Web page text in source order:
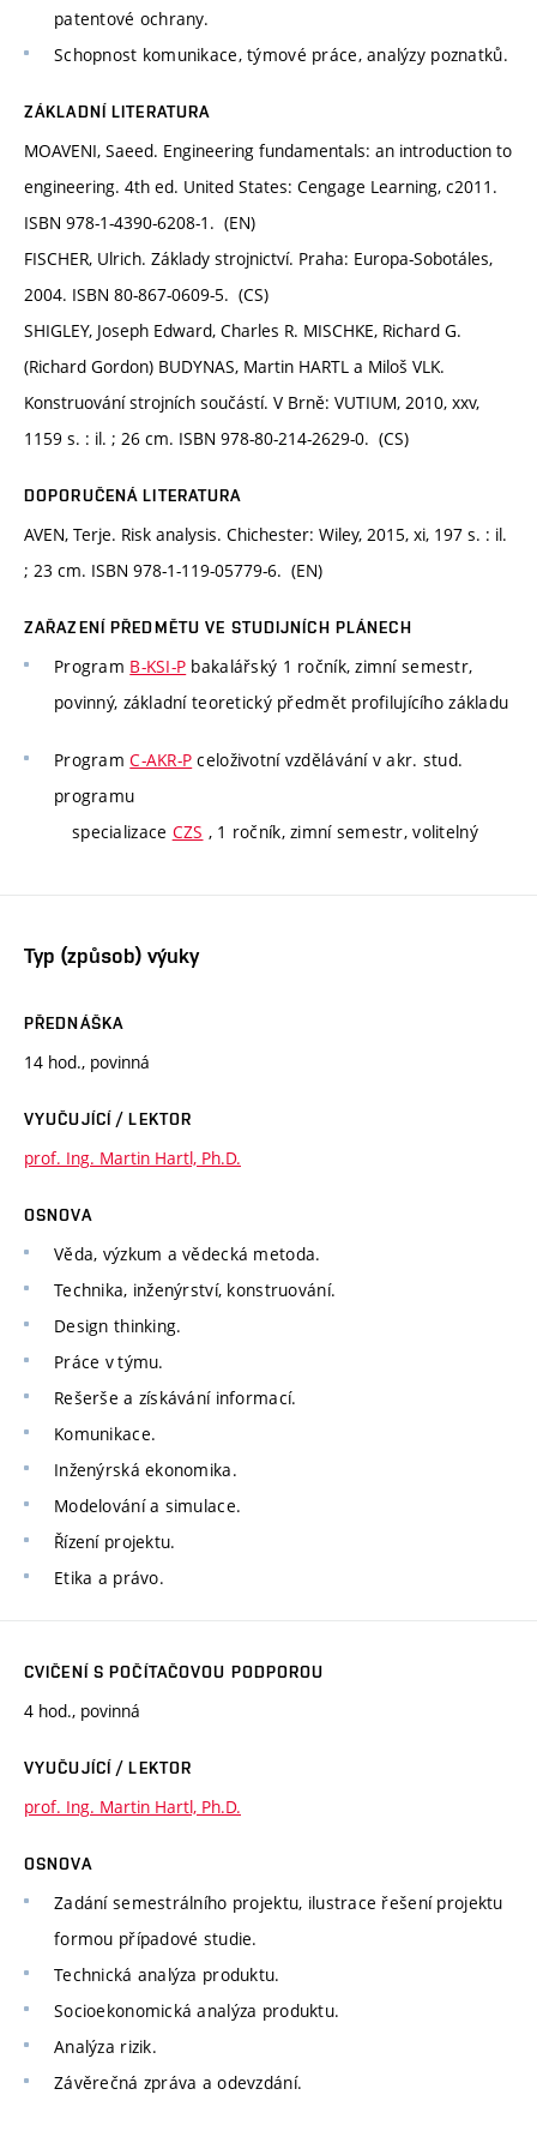
patentové ochrany.
Schopnost komunikace, týmové práce, analýzy poznatků.
ZÁKLADNÍ LITERATURA
MOAVENI, Saeed. Engineering fundamentals: an introduction to
engineering. 4th ed. United States: Cengage Learning, c2011.
ISBN 978-1-4390-6208-1. (EN)
FISCHER, Ulrich. Základy strojnictví. Praha: Europa-Sobotáles,
2004. ISBN 80-867-0609-5. (CS)
SHIGLEY, Joseph Edward, Charles R. MISCHKE, Richard G.
(Richard Gordon) BUDYNAS, Martin HARTL a Miloš VLK.
Konstruování strojních součástí. V Brně: VUTIUM, 2010, xxv,
1159 s. : il. ; 26 cm. ISBN 978-80-214-2629-0. (CS)
DOPORUČENÁ LITERATURA
AVEN, Terje. Risk analysis. Chichester: Wiley, 2015, xi, 197 s. : il.
; 23 cm. ISBN 978-1-119-05779-6. (EN)
ZAŘAZENÍ PŘEDMĚTU VE STUDIJNÍCH PLÁNECH
Program B-KSI-P bakalářský 1 ročník, zimní semestr,
povinný, základní teoretický předmět profilujícího základu
ProgramC-AKR-P celoživotní vzdělávání v akr. stud.
programu
specializace CZS , 1 ročník, zimní semestr, volitelný
Typ (způsob) výuky
PŘEDNÁŠKA
14 hod., povinná
VYUČUJÍCÍ / LEKTOR
prof. Ing. Martin Hartl, Ph.D.
OSNOVA
Věda, výzkum a vědecká metoda.
Technika, inženýrství, konstruování.
Design thinking.
Práce v týmu.
Rešerše a získávání informací.
Komunikace.
Inženýrská ekonomika.
Modelování a simulace.
Řízení projektu.
Etika a právo.
CVIČENÍ S POČÍTAČOVOU PODPOROU
4 hod., povinná
VYUČUJÍCÍ / LEKTOR
prof. Ing. Martin Hartl, Ph.D.
OSNOVA
Zadání semestrálního projektu, ilustrace řešení projektu
formou případové studie.
Technická analýza produktu.
Socioekonomická analýza produktu.
Analýza rizik.
Závěrečná zpráva a odevzdání.